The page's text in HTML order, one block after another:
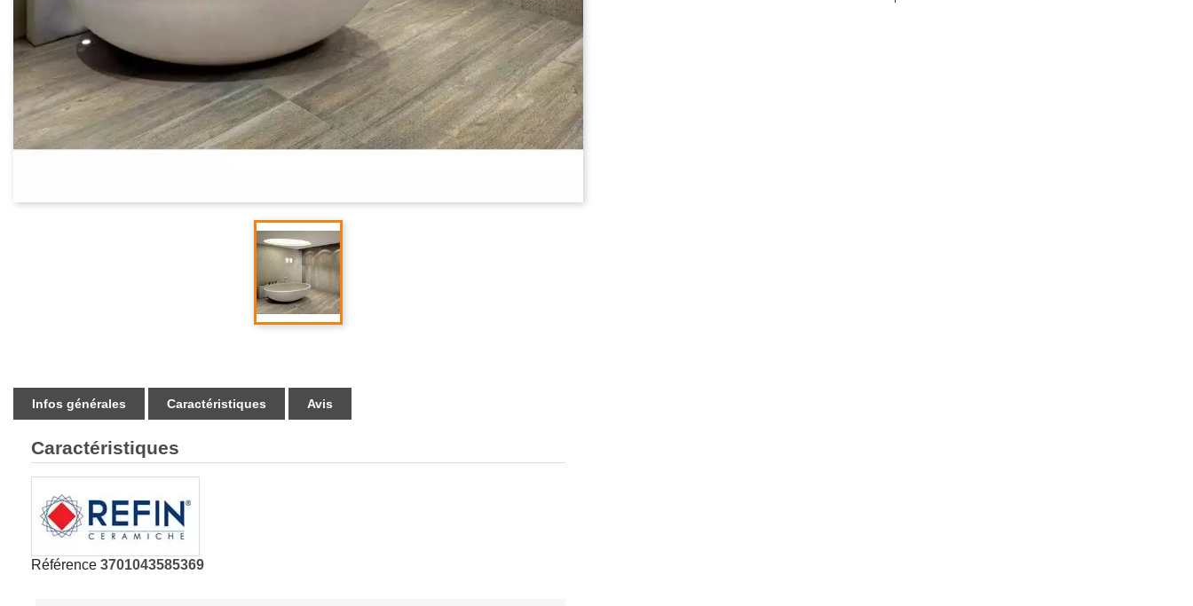
Infos générales Caractéristiques Avis
Caractéristiques
Référence 3701043585369